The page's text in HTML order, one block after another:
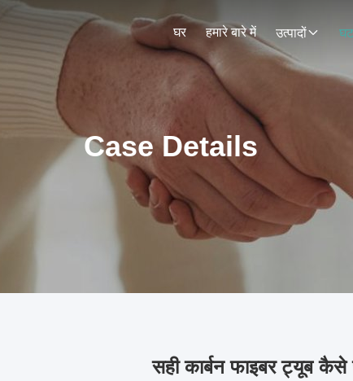
घर हमारे बारे में उत्पादों
Case Details
सही कार्बन फाइबर ट्यूब